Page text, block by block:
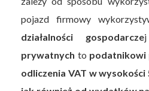
pojazd firmowy
działalności gospodarcze
prywatnych to podatnikowi
odliczenia VAT w